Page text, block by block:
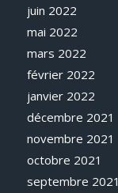
juin 2022
mai 2022
mars 2022
février 2022
janvier 2022
décembre 2021
novembre 2021
octobre 2021
septembre 2021